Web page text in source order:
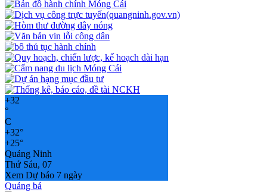
+32
°
C
+32°
+25°
Quảng Ninh
Thứ Sáu, 07
Xem Dự báo 7 ngày
Quảng bá